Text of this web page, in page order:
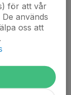
för att vår
används
oss att